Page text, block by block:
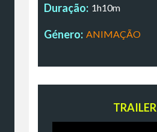
Duração: 1h10m
Género: ANIMAÇÃO
TRAILER